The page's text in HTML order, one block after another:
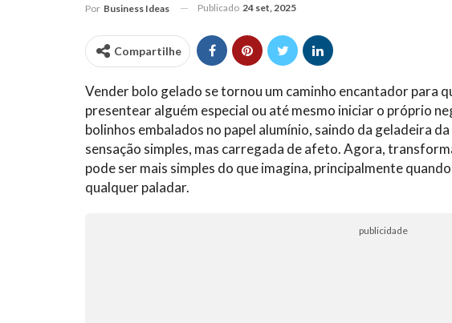
Por Business Ideas Publicado 24 set, 2025
Compartilhe
Vender bolo gelado se tornou um caminho encantador para
presentear alguém especial ou até mesmo iniciar o próprio
bolinhos embalados no papel alumínio, saindo da geladeira
sensação simples, mas carregada de afeto. Agora,
pode ser mais simples do que imagina, principalmente
qualquer paladar.
publicidade